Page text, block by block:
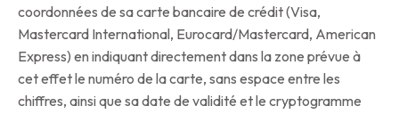
coordonnées de sa carte bancaire de crédit (Visa,
Mastercard International, Eurocard/Mastercard, American
Express) en indiquant directement dans la zone prévue à
cet effet le numéro de la carte, sans espace entre les
chiffres, ainsi que sa date de validité et le cryptogramme